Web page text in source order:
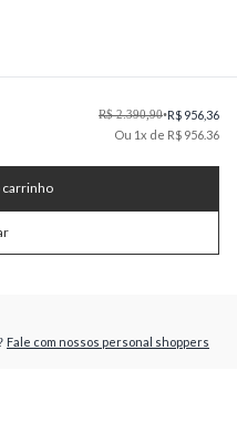
R$ 2.390,90•R$ 956,36
Ou 1x de R$ 956.36
carrinho
Fale com nossos personal shoppers